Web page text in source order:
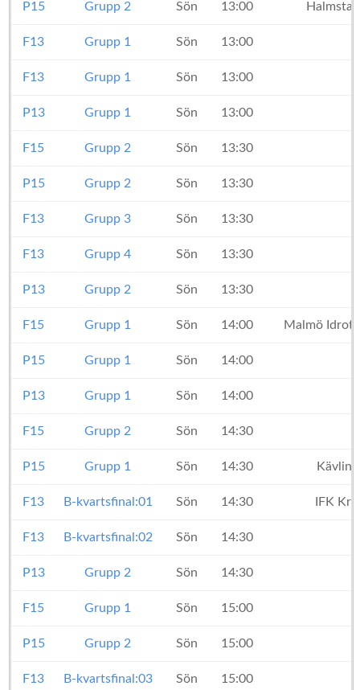
P15 Grupp 2 Sön 13:00
F13 Grupp 1 Sön 13:00
F13 Grupp 1 Sön 13:00
P13 Grupp 1 Sön 13:00
F15 Grupp 2 Sön 13:30
P15 Grupp 2 Sön 13:30
F13 Grupp 3 Sön 13:30
F13 Grupp 4 Sön 13:30
P13 Grupp 2 Sön 13:30
F15 Grupp 1 Sön 14:00 Malmö
P15 Grupp 1 Sön 14:00
P13 Grupp 1 Sön 14:00
F15 Grupp 2 Sön 14:30
P15 Grupp 1 Sön 14:30
F13 B-kvartsfinal:01 Sön 14:30 IFK
F13 B-kvartsfinal:02 Sön 14:30
P13 Grupp 2 Sön 14:30
F15 Grupp 1 Sön 15:00
P15 Grupp 2 Sön 15:00
F13 B-kvartsfinal:03 Sön 15:00